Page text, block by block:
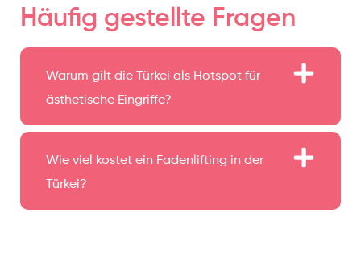
Häufig gestellte Fragen
Warum gilt die Türkei als Hotspot für
ästhetische Eingriffe?
Wie viel kostet ein Fadenlifting in der
Türkei?